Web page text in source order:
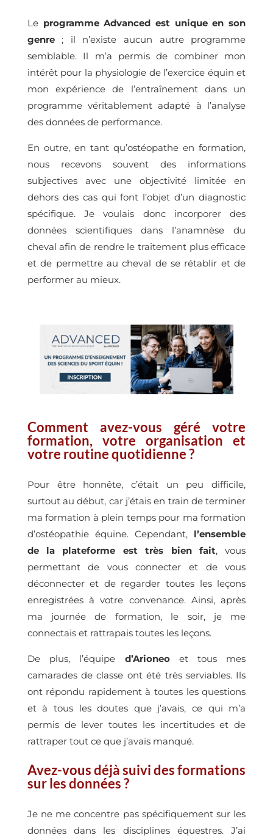
Le programme Advanced est unique en son
genre; il n’existe aucun autre programme
semblable. Il m’a permis de combiner mon
intérêt pour la physiologie de l’exercice équin et
mon expérience de l’entraînement dans un
programme véritablement adapté à l’analyse
des données de performance.
En outre, en tant qu’ostéopathe en formation,
nous recevons souvent des informations
subjectives avec une objectivité limitée en
dehors des cas qui font l’objet d’un diagnostic
spécifique. Je voulais donc incorporer des
données scientifiques dans l’anamnèse du
cheval afin de rendre le traitement plus efficace
et de permettre au cheval de se rétablir et de
performer au mieux.
Comment avez-vous géré votre
formation, votre organisation et
votre routine quotidienne ?
Pour être honnête, c’était un peu difficile,
surtout au début, car j’étais en train de terminer
ma formation à plein temps pour ma formation
d’ostéopathie équine. Cependant, l’ensemble
de la plateforme est très bien fait, vous
permettant de vous connecter et de vous
déconnecter et de regarder toutes les leçons
enregistrées à votre convenance. Ainsi, après
ma journée de formation, le soir, je me
connectais et rattrapais toutes les leçons.
De plus, l’équipe d’Arioneoet tous mes
camarades de classe ont été très serviables. Ils
ont répondu rapidement à toutes les questions
et à tous les doutes que j’avais, ce qui m’a
permis de lever toutes les incertitudes et de
rattraper tout ce que j’avais manqué.
Avez-vous déjà suivi des formations
sur les données ?
Je ne me concentre pas spécifiquement sur les
données dans les disciplines équestres. J’ai